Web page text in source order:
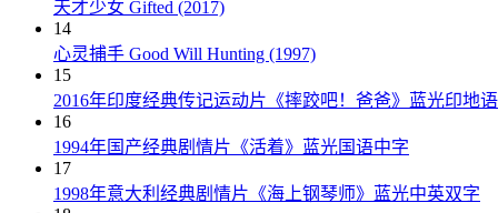
天才少女 Gifted (2017)
14
心灵捕手 Good Will Hunting (1997)
15
2016年印度经典传记运动片《摔跤吧！爸爸》蓝光印地
16
1994年国产经典剧情片《活着》蓝光国语中字
17
1998年意大利经典剧情片《海上钢琴师》蓝光中英双字